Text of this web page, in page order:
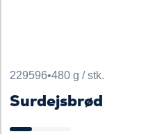
229596•480 g / stk.
Surdejsbrød